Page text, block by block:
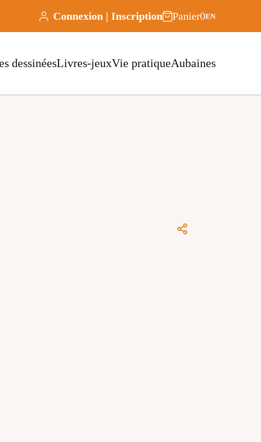
Connexion | Inscription Panier0EN
dessinéesLivres-jeuxVie pratiqueAubaines